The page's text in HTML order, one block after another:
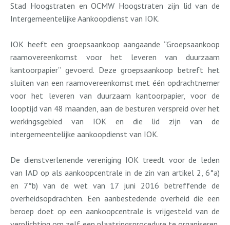
Stad Hoogstraten en OCMW Hoogstraten zijn lid van de
Intergemeentelijke Aankoopdienst van IOK.
IOK heeft een groepsaankoop aangaande “Groepsaankoop
raamovereenkomst voor het leveren van duurzaam
kantoorpapier” gevoerd. Deze groepsaankoop betreft het
sluiten van een raamovereenkomst met één opdrachtnemer
voor het leveren van duurzaam kantoorpapier, voor de
looptijd van 48 maanden, aan de besturen verspreid over het
werkingsgebied van IOK en die lid zijn van de
intergemeentelijke aankoopdienst van IOK.
De dienstverlenende vereniging IOK treedt voor de leden
van IAD op als aankoopcentrale in de zin van artikel 2, 6°a)
en 7°b) van de wet van 17 juni 2016 betreffende de
overheidsopdrachten. Een aanbestedende overheid die een
beroep doet op een aankoopcentrale is vrijgesteld van de